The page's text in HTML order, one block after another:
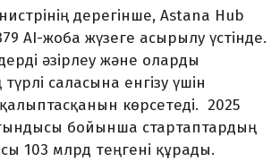
дерегінше, Astana Hub
AI-жоба жүзеге асырылу үстінде.
әзірлеу және оларды
саласына енгізу үшін
көрсетеді. 2025
бойынша стартаптардың
103 млрд теңгені құрады.